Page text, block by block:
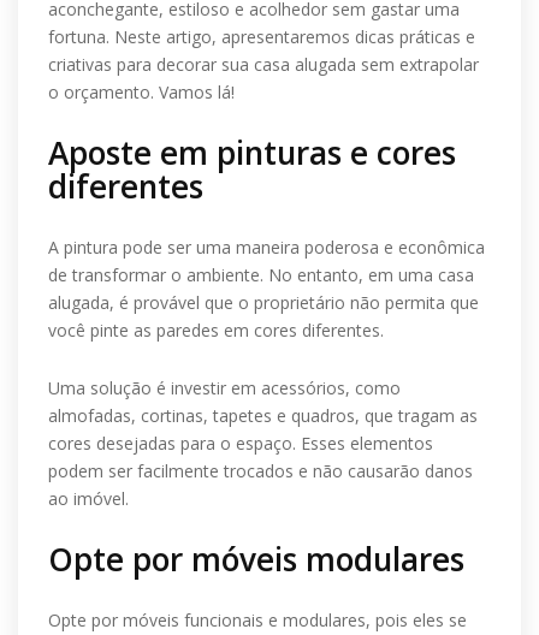
aconchegante, estiloso e acolhedor sem gastar uma
fortuna. Neste artigo, apresentaremos dicas práticas e
criativas para decorar sua casa alugada sem extrapolar
o orçamento. Vamos lá!
Aposte em pinturas e cores
diferentes
A pintura pode ser uma maneira poderosa e econômica
de transformar o ambiente. No entanto, em uma casa
alugada, é provável que o proprietário não permita que
você pinte as paredes em cores diferentes.
Uma solução é investir em acessórios, como
almofadas, cortinas, tapetes e quadros, que tragam as
cores desejadas para o espaço. Esses elementos
podem ser facilmente trocados e não causarão danos
ao imóvel.
Opte por móveis modulares
Opte por móveis funcionais e modulares, pois eles se